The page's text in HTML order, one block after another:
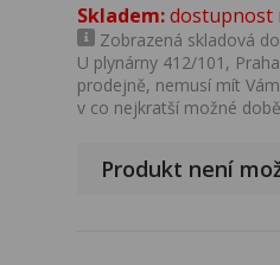
Skladem:dostupnost
Zobrazená skladová
U plynárny 412/101,
prodejně, nemusí mít
v co nejkratší možné
Produkt není